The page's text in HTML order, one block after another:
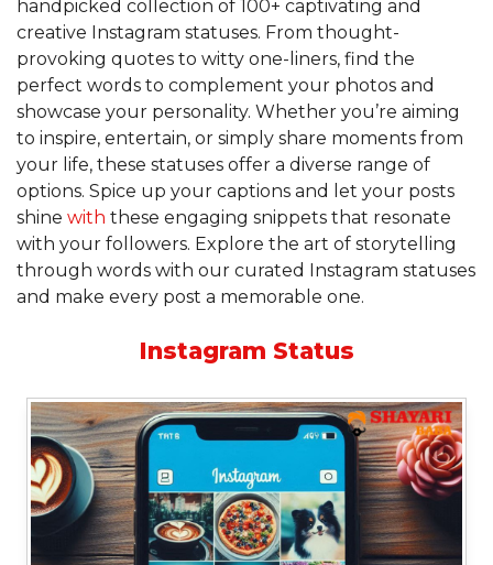
handpicked collection of 100+ captivating and
creative Instagram statuses. From thought-
provoking quotes to witty one-liners, find the
perfect words to complement your photos and
showcase your personality. Whether you’re aiming
to inspire, entertain, or simply share moments from
your life, these statuses offer a diverse range of
options. Spice up your captions and let your posts
shine with these engaging snippets that resonate
with your followers. Explore the art of storytelling
through words with our curated Instagram statuses
and make every post a memorable one.
Instagram Status